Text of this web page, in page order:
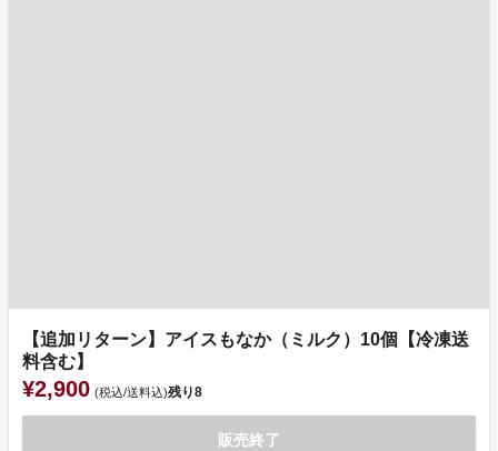
【追加リターン】アイスもなか（ミルク）10個【冷凍送
料含む】
¥2,900 (税込/送料込)残り8
販売終了